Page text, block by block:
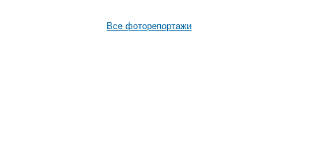
Все фоторепортажи